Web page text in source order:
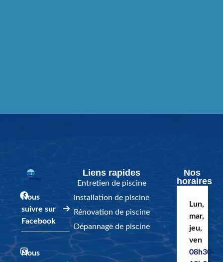
Nous
suivre sur
Facebook
Nous
Liens rapides
Entretien de piscine
Installation de piscine
Rénovation de piscine
Dépannage de piscine
Nos
horaires
Lun,
mar,
jeu,
ven
08h30-